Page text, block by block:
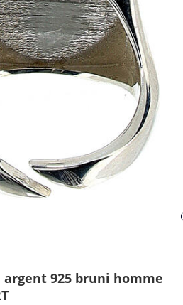
argent 925 bruni homme